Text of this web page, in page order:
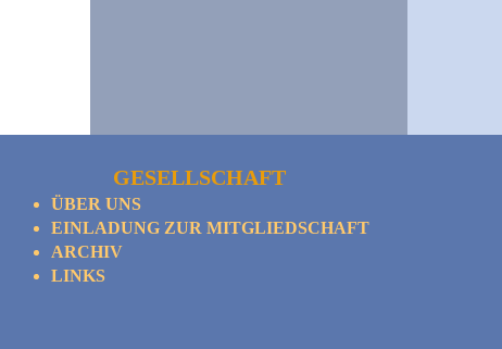
GESELLSCHAFT
ÜBER UNS
EINLADUNG ZUR MITGLIEDSCHAFT
ARCHIV
LINKS